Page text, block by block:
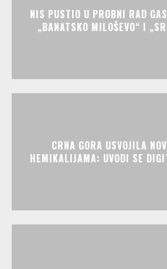
NIS PUSTIO U PROBNI RAD
„BANATSKO MILOŠEVO“ I
CRNA GORA USVOJILA
HEMIKALIJAMA: UVODI SE